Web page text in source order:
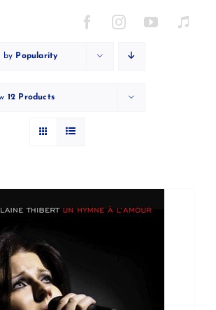
by Popularity
12 Products